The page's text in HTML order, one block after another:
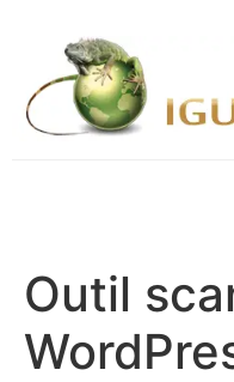
Outil